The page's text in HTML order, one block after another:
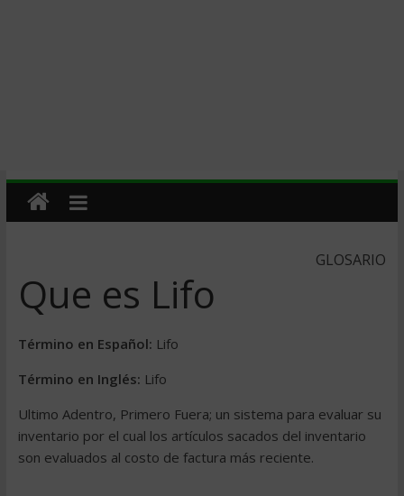
GLOSARIO
Que es Lifo
Término en Español: Lifo
Término en Inglés: Lifo
Ultimo Adentro, Primero Fuera; un sistema para evaluar su
inventario por el cual los artículos sacados del inventario
son evaluados al costo de factura más reciente.